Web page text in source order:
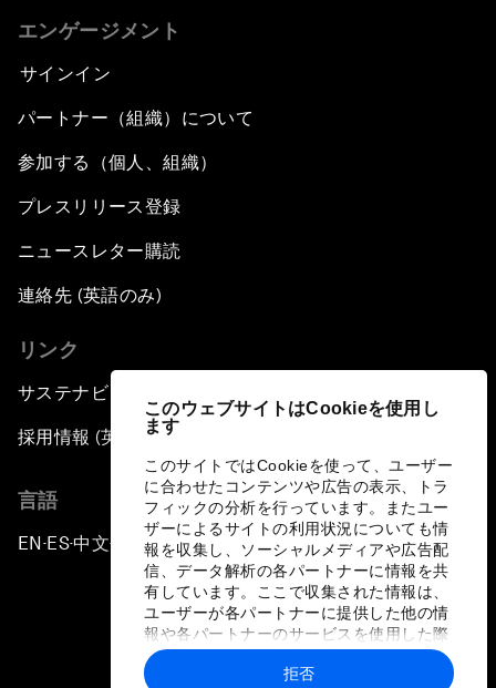
このウェブサイトはCookieを使用し
ます
このサイトではCookieを使って、ユーザー
に合わせたコンテンツや広告の表示、トラ
フィックの分析を行っています。またユー
ザーによるサイトの利用状況についても情
報を収集し、ソーシャルメディアや広告配
信、データ解析の各パートナーに情報を共
有しています。ここで収集された情報は、
ユーザーが各パートナーに提供した他の情
報や各パートナーのサービスを使用した際
に収集された情報と組み合わされ、各パー
トナーによって使用されることがありま
拒否
エンゲージメント
サインイン
パートナー（組織）について
参加する（個人、組織）
プレスリリース登録
ニュースレター購読
連絡先 (英語のみ)
リンク
サステナビリティへの取り組み
採用情報 (英語のみ)
言語
EN ▪ ES▪中文▪ 日本語